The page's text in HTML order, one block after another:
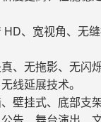
、宽视角、无
、无拖影、无闪
线延展技术。
壁挂式、底部支